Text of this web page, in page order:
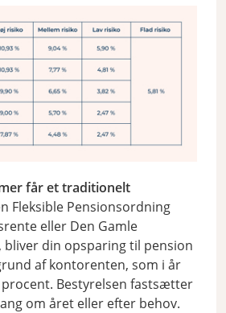
får et traditionelt
Fleksible Pensionsordning
eller Den Gamle
bliver din opsparing til pension
af kontorenten, som i år
Bestyrelsen fastsætter
om året eller efter behov.